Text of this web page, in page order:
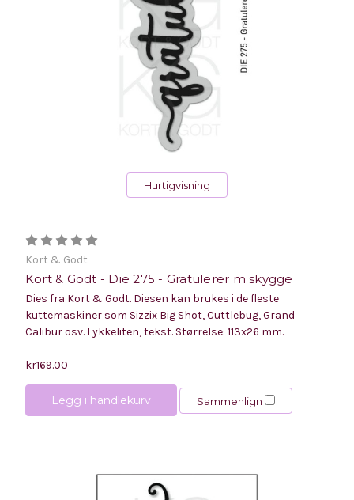
Hurtigvisning
Kort & Godt
Kort & Godt - Die 275 - Gratulerer m skygge
Dies fra Kort & Godt. Diesen kan brukes i de fleste
kuttemaskiner som Sizzix Big Shot, Cuttlebug, Grand
Calibur osv. Lykkeliten, tekst. Størrelse: 113x26 mm.
kr169.00
Legg i handlekurv Sammenlign